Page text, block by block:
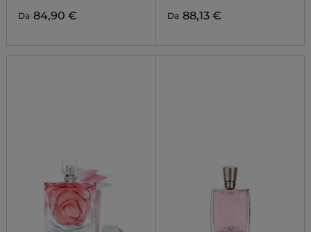
Da 84,90 € Da 88,13 €